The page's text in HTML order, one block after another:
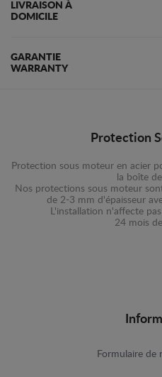
LIVRAISON À
DOMICILE
GARANTIE
WARRANTY
Protection
Protection sous moteur en acier
la boîte
Nos protections sous moteur
de 2-3 mm d'épaisseur
L'installation n'affecte
24 mois
Formulaire de